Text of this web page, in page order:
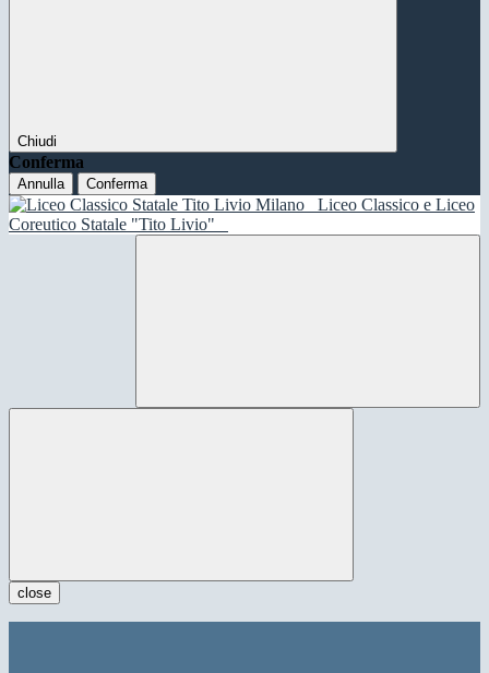
Chiudi
Conferma
Annulla Conferma
Liceo Classico e Liceo
Coreutico Statale "Tito Livio"
close